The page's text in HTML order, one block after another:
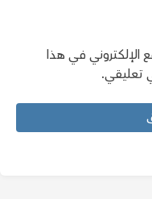
الإلكتروني في هذا
تعليقي.